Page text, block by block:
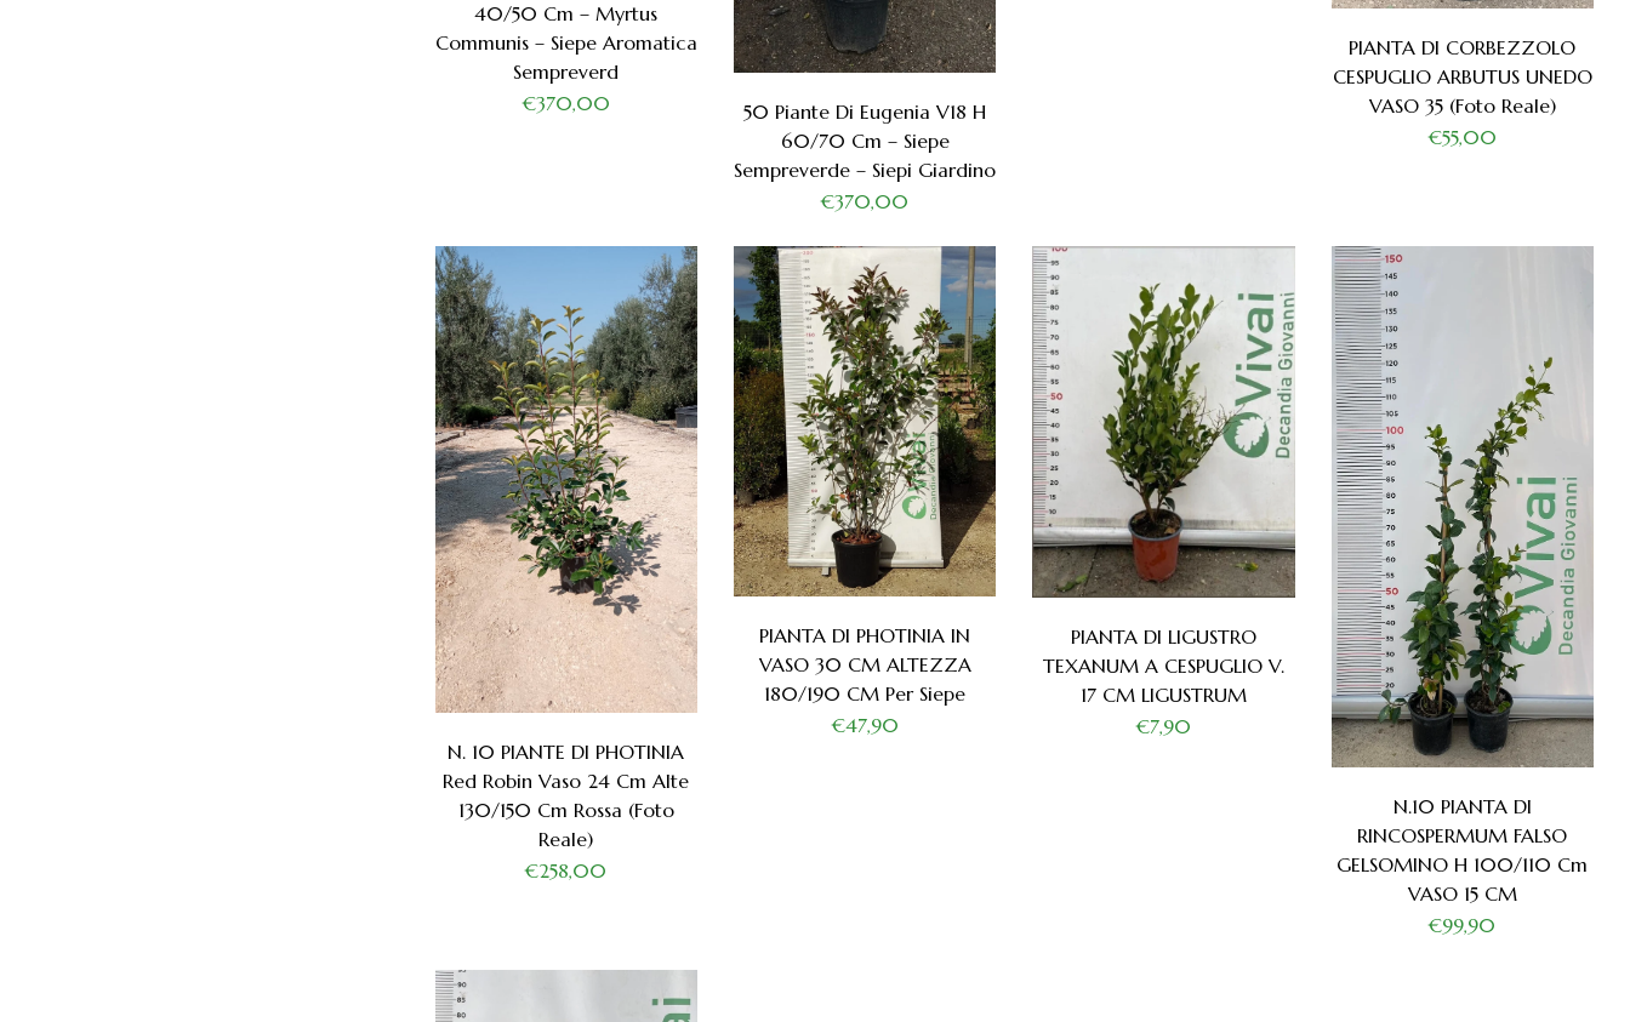
40/50 Cm – Myrtus
Communis – Siepe Aromatica
Sempreverd
€370,00
50 Piante Di Eugenia V18 H
60/70 Cm – Siepe
Sempreverde – Siepi Giardino
€370,00
PIANTA DI CORBEZZOLO
CESPUGLIO ARBUTUS UNEDO
VASO 35 (foto Reale)
€55,00
N. 10 PIANTE DI PHOTINIA
Red Robin Vaso 24 Cm Alte
130/150 Cm Rossa (foto
Reale)
€258,00
PIANTA DI PHOTINIA IN
VASO 30 CM ALTEZZA
180/190 CM Per Siepe
€47,90
PIANTA DI LIGUSTRO
TEXANUM A CESPUGLIO V.
17 CM LIGUSTRUM
€7,90
N.10 PIANTA DI
RINCOSPERMUM FALSO
GELSOMINO H 100/110 Cm
VASO 15 CM
€99,90